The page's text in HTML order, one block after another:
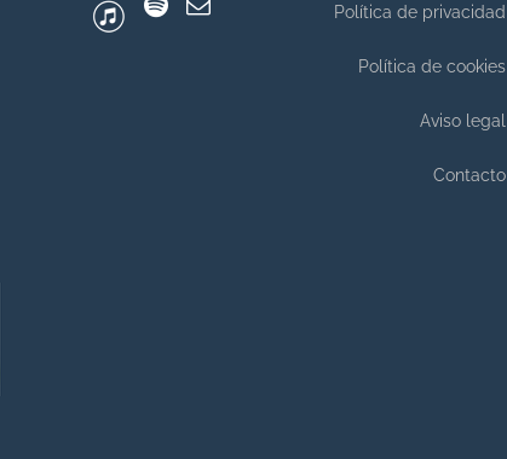
Política de privacidad
Política de cookies
Aviso legal
Contacto